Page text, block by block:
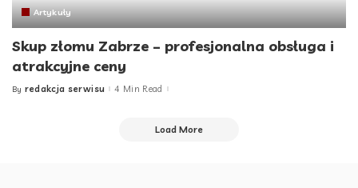
Artykuły
Skup złomu Zabrze – profesjonalna obsługa i
atrakcyjne ceny
Posted
By redakcja serwisu 4 Min Read
Load More